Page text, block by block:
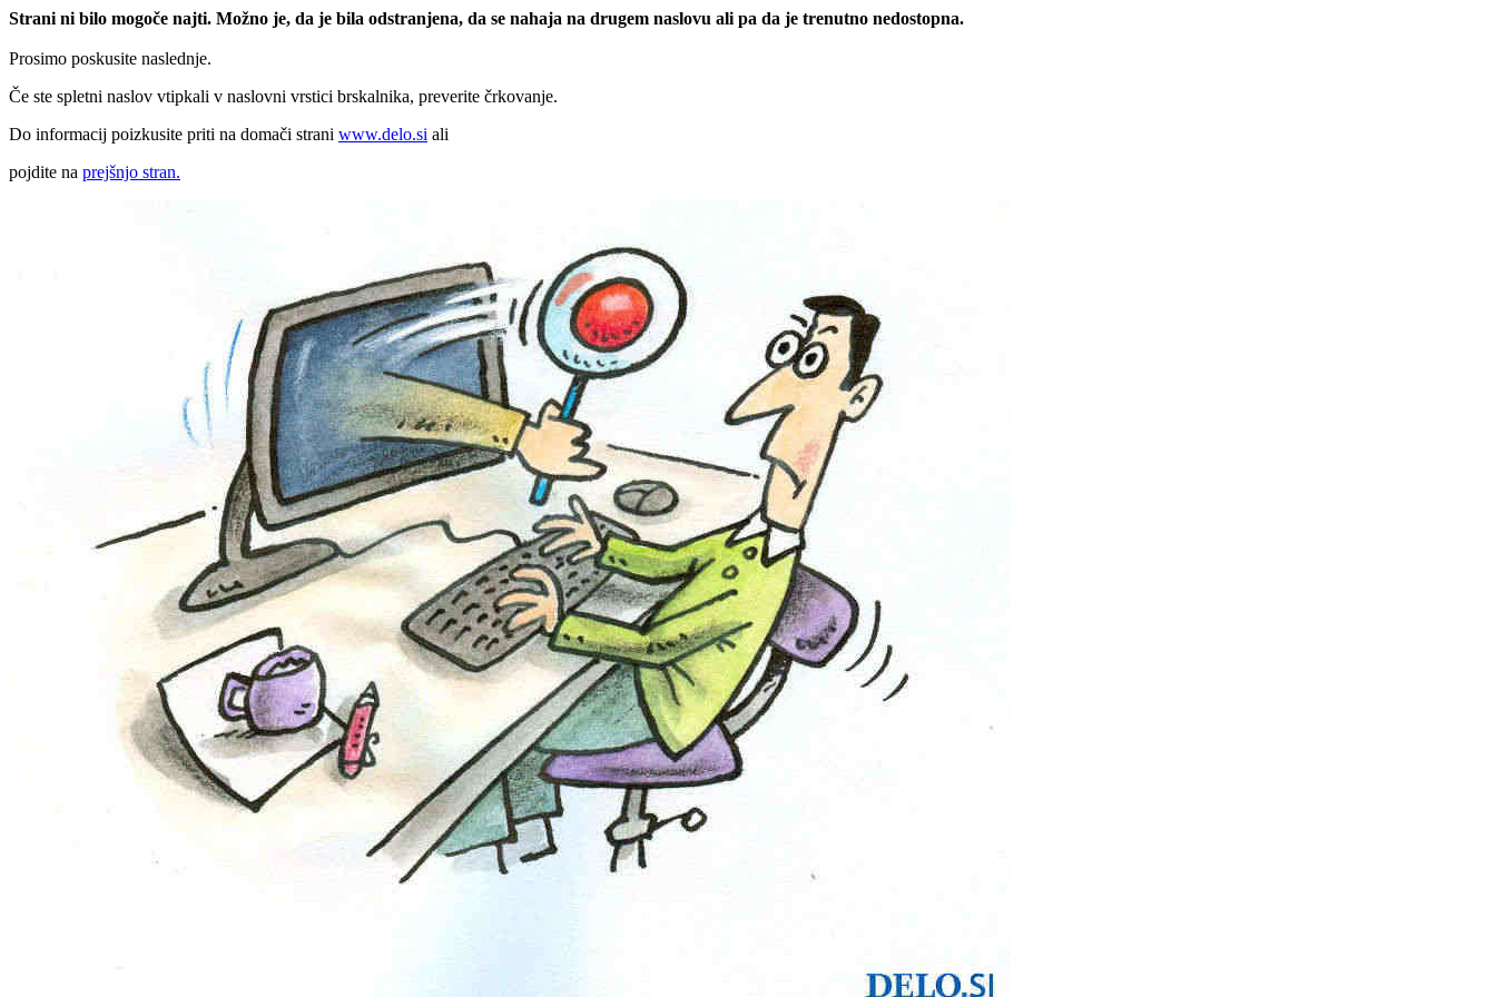
Strani ni bilo mogoče najti. Možno je, da je bila odstranjena, da se nahaja na drugem naslovu ali pa da je trenutno nedostopna.
Prosimo poskusite naslednje.
Če ste spletni naslov vtipkali v naslovni vrstici brskalnika, preverite črkovanje.
Do informacij poizkusite priti na domači strani www.delo.si ali
pojdite na prejšnjo stran.